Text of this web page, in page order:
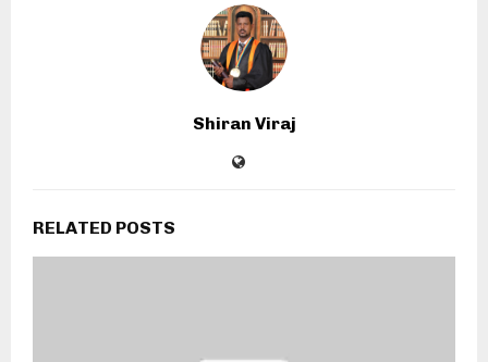
Shiran Viraj
RELATED POSTS